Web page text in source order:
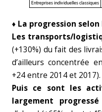
Entreprises individuelles classiques
♦ La progression
Les transports/
(+130%) du fait des
d’ailleurs concentrée
+24 entre 2014 et 2017).
Puis ce sont les
largement